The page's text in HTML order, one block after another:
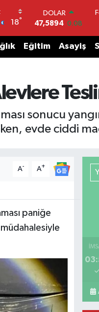
18°
DOLAR
47,5894 0.08
55,0398 -0.02
6527.85 0.54
BİST100
BITCOIN
64.927,78
1.32
Eğitim Asayiş
sonucu
evde ciddi
A- A+
paniğe
müdahalesiyle